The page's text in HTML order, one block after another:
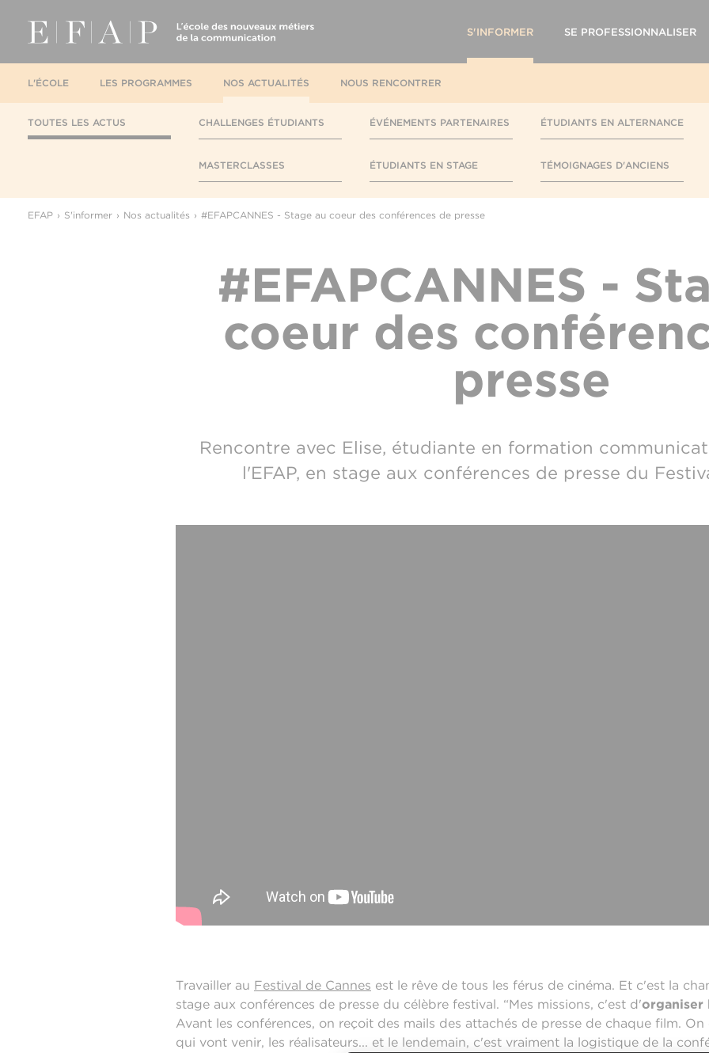
S'INFORMER SE PROFESSIONNALISER
L'ÉCOLE LES PROGRAMMES NOS ACTUALITÉS NOUS RENCONTRER
TOUTES LES ACTUS CHALLENGES ÉTUDIANTS
MASTERCLASSES
ÉVÉNEMENTS PARTENAIRES
ÉTUDIANTS EN STAGE
ÉTUDIANTS EN ALTERNANCE
TÉMOIGNAGES D'ANCIENS
EFAP S'informer Nos actualités #EFAPCANNES - Stage au coeur des conférences de presse
#EFAPCANNES -
coeur des
presse
Rencontre avec Elise, étudiante en formation
l'EFAP, en stage aux conférences de presse du
Travailler au Festival de Cannes est le rêve de tous les férus de cinéma. Et c'est la
stage aux conférences de presse du célèbre festival. “Mes missions, c'est d'organiser
Avant les conférences, on reçoit des mails des attachés de presse de chaque film. On
qui vont venir, les réalisateurs... et le lendemain, c'est vraiment la logistique de la